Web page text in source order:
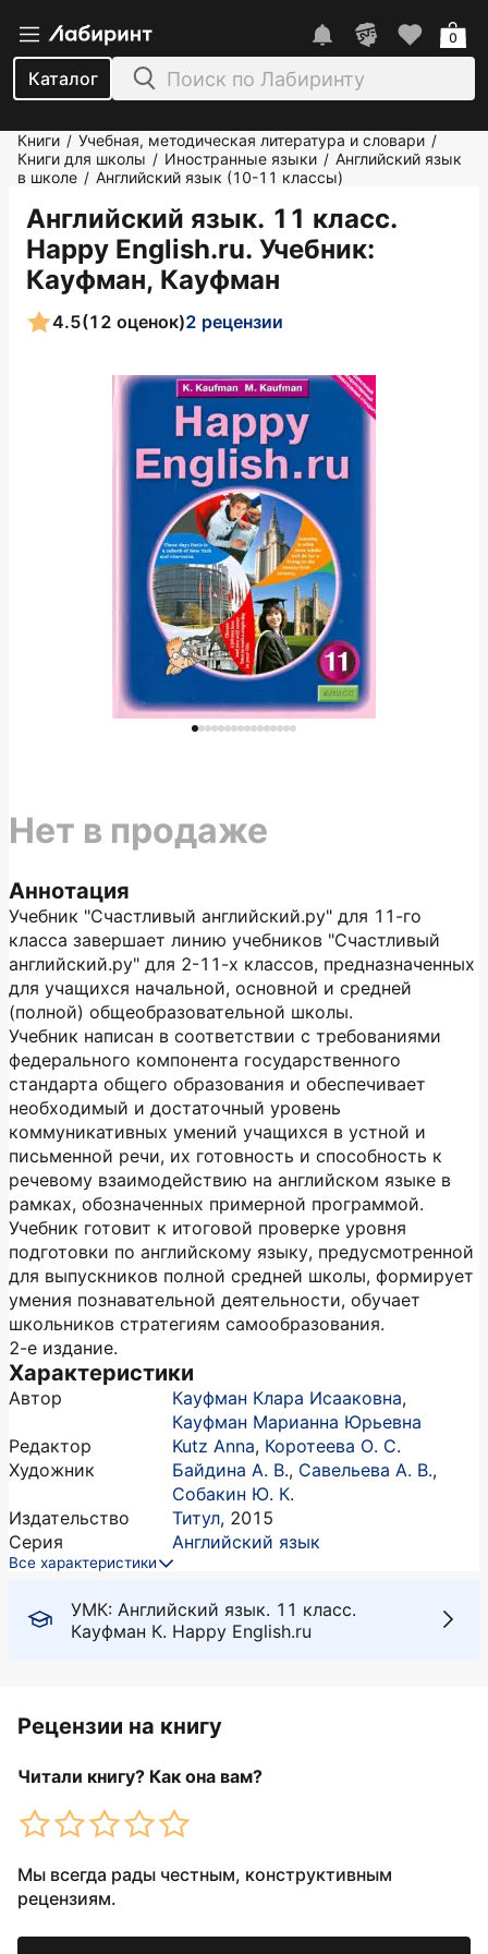
Каталог
0
Книги / Учебная, методическая литература и словари /
Книги для школы / Иностранные языки / Английский язык
в школе / Английский язык (10-11 классы)
Английский язык. 11 класс.
Happy Еnglish.ru. Учебник:
Кауфман, Кауфман
4.5(12 оценок)2 рецензии
УМК: Английский язык. 11 класс.
Кауфман К. Happy English.ru
Аннотация
Учебник "Счастливый английский.py" для 11-го
класса завершает линию учебников "Счастливый
английский.ру" для 2-11-х классов, предназначенных
для учащихся начальной, основной и средней
(полной) общеобразовательной школы.
Учебник написан в соответствии с требованиями
федерального компонента государственного
стандарта общего образования и обеспечивает
необходимый и достаточный уровень
коммуникативных умений учащихся в устной и
письменной речи, их готовность и способность к
речевому взаимодействию на английском языке в
рамках, обозначенных примерной программой.
Учебник готовит к итоговой проверке уровня
подготовки по английскому языку, предусмотренной
для выпускников полной средней школы, формирует
умения познавательной деятельности, обучает
школьников стратегиям самообразования.
2-е издание.
Характеристики
Автор Кауфман Клара Исааковна,
Кауфман Марианна Юрьевна
Редактор
Kutz Anna, Коротеева О. С.
Художник
Байдина А. В., Савельева А. В.,
Собакин Ю. К.
Издательство
Титул, 2015
Серия
Английский язык
Все характеристики
Нет в продаже
Рецензии на книгу
Читали книгу? Как она вам?
Мы всегда рады честным, конструктивным
рецензиям.